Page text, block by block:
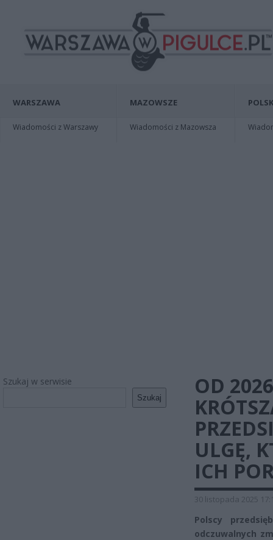
WARSZAWA
Wiadomości z Warszawy
MAZOWSZE
Wiadomości z Mazowsza
Szukaj w serwisie
Szukaj
OD
ULGĘ,
ICH
30 listopada 2025
Polscy
odczuwalnych